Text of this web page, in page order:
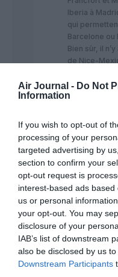
Air Journal - Do Not
Information
If you wish to opt-out of
processing of your
targeted advertising by
section to confirm your
opt-out request is
interest-based ads
us or personal
your opt-out. You may
disclosure of your
IAB’s list of downstream
also be disclosed by us
Downstream Participants
Iberia à
qui
Barcelone ou
Bien sûr, il
de Nice-
Enfin,
pas faire
Comment
Lyon à
Lyon à
les
Roissy…
Boeing
a